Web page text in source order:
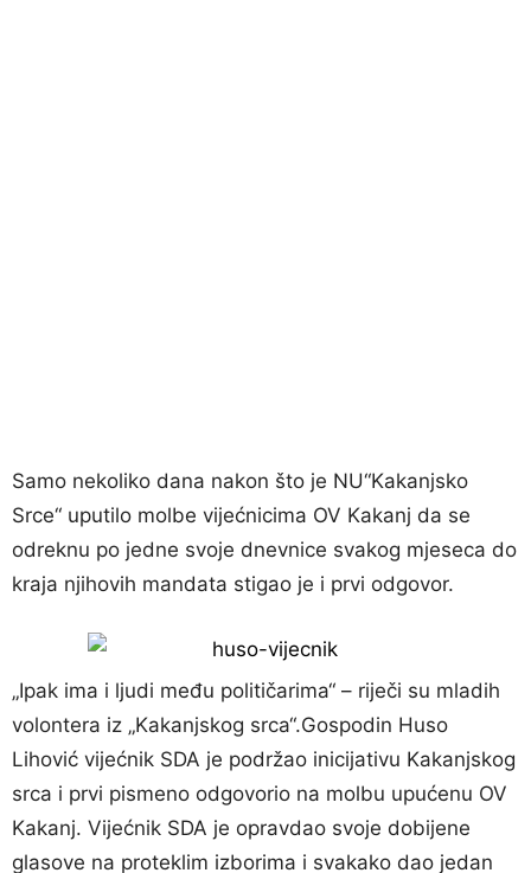
Samo nekoliko dana nakon što je NU“Kakanjsko
Srce“ uputilo molbe vijećnicima OV Kakanj da se
odreknu po jedne svoje dnevnice svakog mjeseca do
kraja njihovih mandata stigao je i prvi odgovor.
„Ipak ima i ljudi među političarima“ – riječi su mladih
volontera iz „Kakanjskog srca“.Gospodin Huso
Lihović vijećnik SDA je podržao inicijativu Kakanjskog
srca i prvi pismeno odgovorio na molbu upućenu OV
Kakanj. Vijećnik SDA je opravdao svoje dobijene
glasove na proteklim izborima i svakako dao jedan